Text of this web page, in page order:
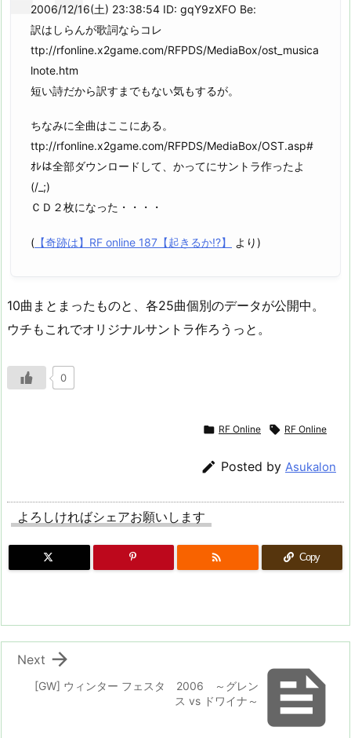
2006/12/16(土) 23:38:54 ID: gqY9zXFO Be:
訳はしらんが歌詞ならコレ
ttp://rfonline.x2game.com/RFPDS/MediaBox/ost_musica
lnote.htm
短い詩だから訳すまでもない気もするが。
ちなみに全曲はここにある。
ttp://rfonline.x2game.com/RFPDS/MediaBox/OST.asp#
ｵﾚは全部ダウンロードして、かってにサントラ作ったよ
(/_;)
ＣＤ２枚になった・・・・
( 【奇跡は】RF online 187【起きるか!?】 より)
10曲まとまったものと、各25曲個別のデータが公開中。
ウチもこれでオリジナルサントラ作ろうっと。
0
 RF Online  RF Online
 Posted by Asukalon
よろしければシェアお願いします
 Copy

[GW] ウィンター フェスタ 2006 ～グレン
ス vs ドワイナ～

Next